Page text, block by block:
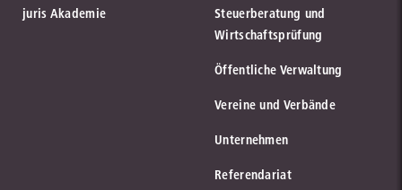
juris Akademie
Steuerberatung und
Wirtschaftsprüfung
Öffentliche Verwaltung
Vereine und Verbände
Unternehmen
Referendariat